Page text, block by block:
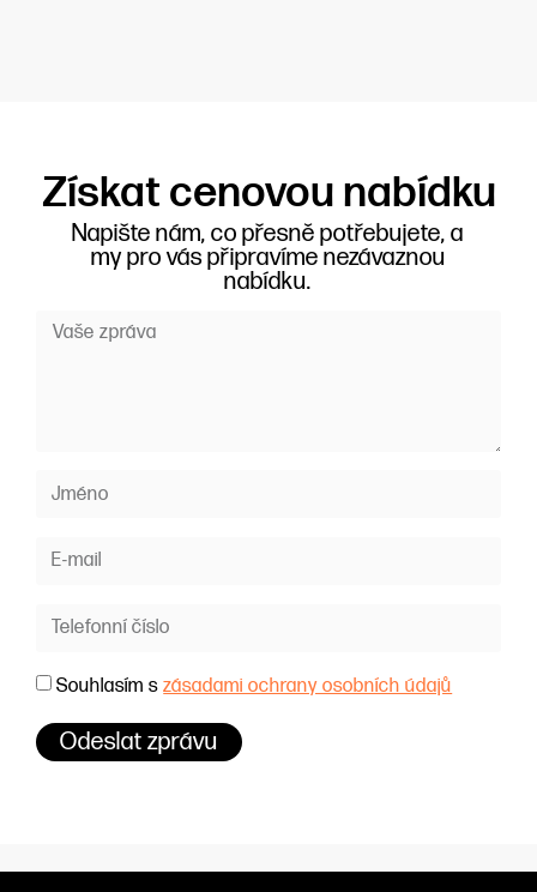
Získat cenovou nabídku
Napište nám, co přesně potřebujete, a
my pro vás připravíme nezávaznou
nabídku.
Souhlasím szásadami ochrany osobních údajů
Odeslat zprávu